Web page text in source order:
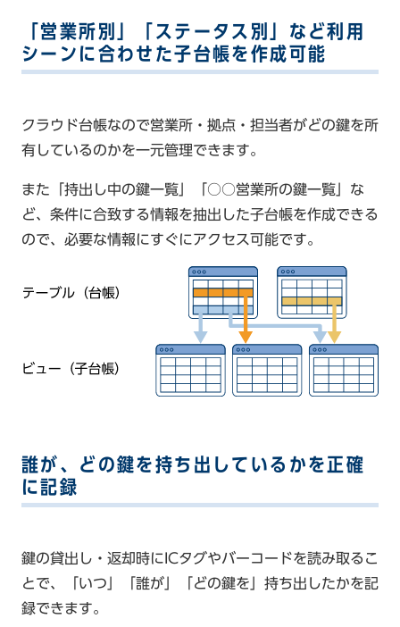
「営業所別」「ステータス別」など利用
シーンに合わせた子台帳を作成可能
クラウド台帳なので営業所・拠点・担当者がどの鍵を所
有しているのかを一元管理できます。
また「持出し中の鍵一覧」「○○営業所の鍵一覧」な
ど、条件に合致する情報を抽出した子台帳を作成できる
ので、必要な情報にすぐにアクセス可能です。
誰が、どの鍵を持ち出しているかを正確
に記録
鍵の貸出し・返却時にICタグやバーコードを読み取るこ
とで、「いつ」「誰が」「どの鍵を」持ち出したかを記
録できます。